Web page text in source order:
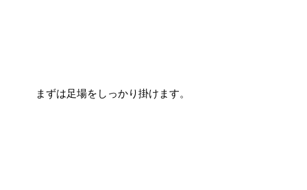
まずは足場をしっかり掛けます。